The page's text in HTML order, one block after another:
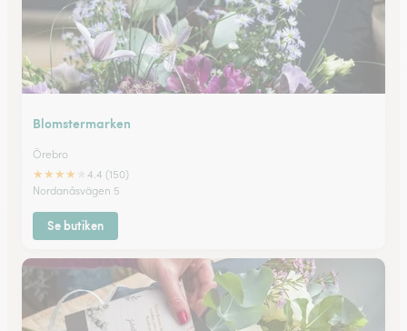
Blomstermarken
Örebro
★★★★
4.4 (150)
Nordanåsvägen 5
Se butiken